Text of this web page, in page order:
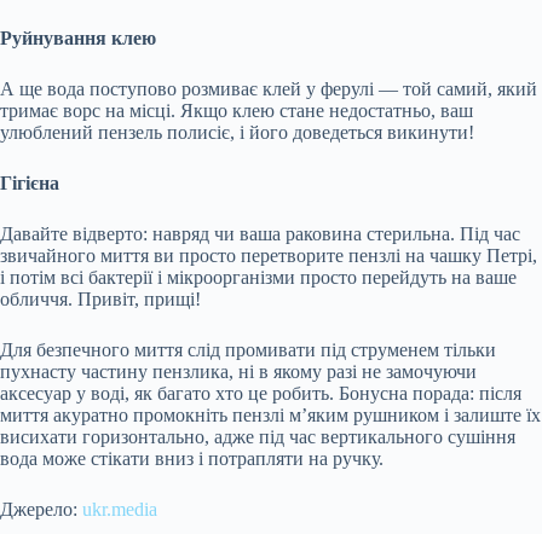
Руйнування клею
А ще вода поступово розмиває клей у ферулі — той самий, який
тримає ворс на місці. Якщо клею стане недостатньо, ваш
улюблений пензель полисіє, і його доведеться викинути!
Гігієна
Давайте відверто: навряд чи ваша раковина стерильна. Під час
звичайного миття ви просто перетворите пензлі на чашку Петрі,
і потім всі бактерії і мікроорганізми просто перейдуть на ваше
обличчя. Привіт, прищі!
Для безпечного миття слід промивати під струменем тільки
пухнасту частину пензлика, ні в якому разі не замочуючи
аксесуар у воді, як багато хто це робить. Бонусна порада: після
миття акуратно промокніть пензлі м’яким рушником і залиште їх
висихати горизонтально, адже під час вертикального сушіння
вода може стікати вниз і потрапляти на ручку.
Джерело: ukr.media